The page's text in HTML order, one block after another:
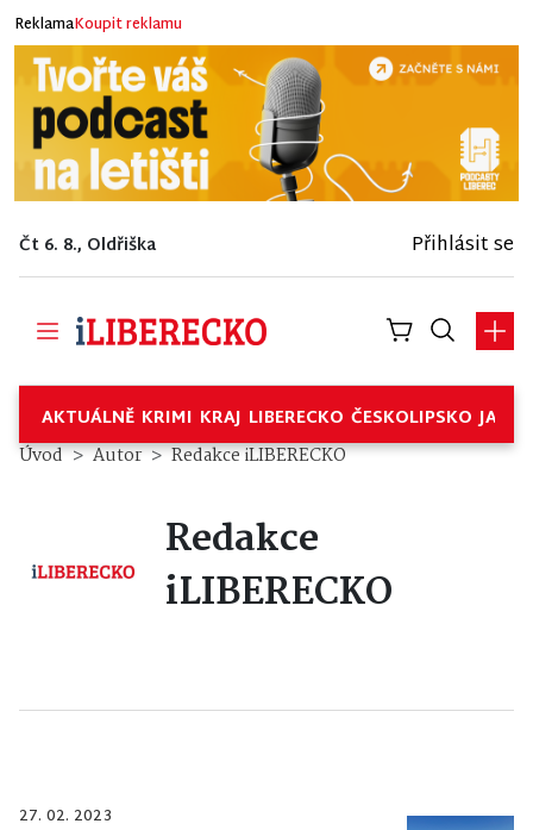
ReklamaKoupit reklamu
Čt 6. 8., Oldřiška Přihlásit se
AKTUÁLNĚ KRIMI KRAJ LIBERECKO ČESKOLIPSKO
Úvod Autor Redakce iLIBERECKO
Redakce
iLIBERECKO
27. 02. 2023